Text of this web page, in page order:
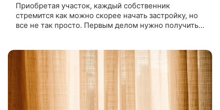
Приобретая участок, каждый собственник
стремится как можно скорее начать застройку, но
все не так просто. Первым делом нужно получить